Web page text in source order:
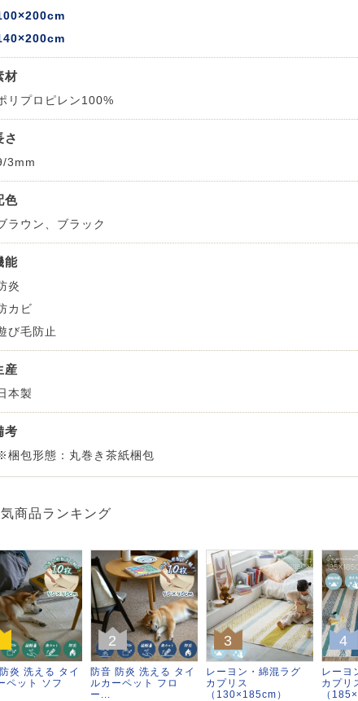
一掃アウトレット
材
リプロピレン100%
さ
3mm
色
ラウン、ブラック
能
炎
カビ
び毛防止
産
本製
考
梱包形態：丸巻き茶紙梱包
気商品ランキング
炎 洗える タイ
ペット ソフ
2
防音 防炎 洗える タイ
ルカーペット フロ
ー...
3
レーヨン・綿混ラグ
カプリス
（130×185cm）
4
レーヨ
カプリ
（